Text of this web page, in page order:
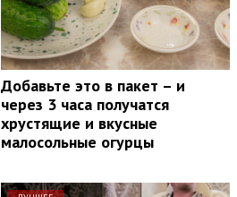
Добавьте это в пакет – и
через 3 часа получатся
хрустящие и вкусные
малосольные огурцы